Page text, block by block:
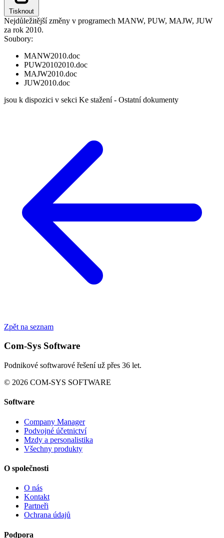
Tisknout
Nejdůležitější změny v programech MANW, PUW, MAJW, JUW
za rok 2010.
Soubory:
MANW2010.doc
PUW20102010.doc
MAJW2010.doc
JUW2010.doc
jsou k dispozici v sekci Ke stažení - Ostatní dokumenty
Zpět na seznam
Com-Sys Software
Podnikové softwarové řešení už přes 36 let.
© 2026 COM-SYS SOFTWARE
Software
Company Manager
Podvojné účetnictví
Mzdy a personalistika
Všechny produkty
O společnosti
O nás
Kontakt
Partneři
Ochrana údajů
Podpora